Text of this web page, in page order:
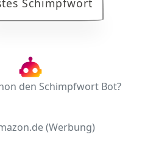
Schimpfwort
den Schimpfwort Bot?
(Werbung)